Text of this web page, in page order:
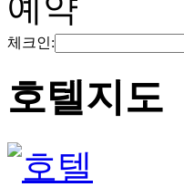
체크인:
호텔지도